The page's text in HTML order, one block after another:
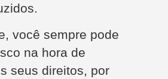
você sempre pode
na hora de
seus direitos, por